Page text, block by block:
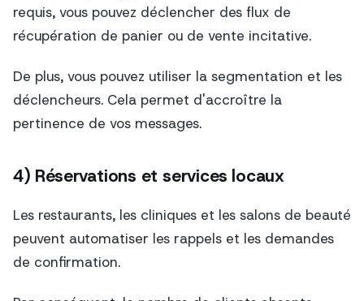
requis, vous pouvez déclencher des flux de
récupération de panier ou de vente incitative.
De plus, vous pouvez utiliser la segmentation et les
déclencheurs. Cela permet d'accroître la
pertinence de vos messages.
4) Réservations et services locaux
Les restaurants, les cliniques et les salons de beauté
peuvent automatiser les rappels et les demandes
de confirmation.